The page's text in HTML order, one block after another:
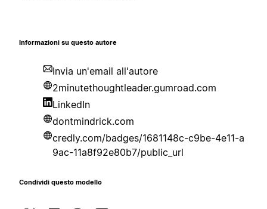
Informazioni su questo autore
Invia un'email all'autore
2minutethoughtleader.gumroad.com
LinkedIn
dontmindrick.com
credly.com/badges/1681148c-c9be-4e11-a
9ac-11a8f92e80b7/public_url
Condividi questo modello